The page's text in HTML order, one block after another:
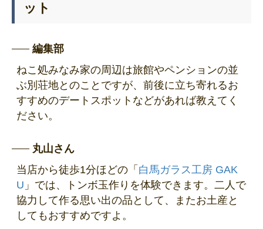
ット
編集部
ねこ処みなみ家の周辺は旅館やペンションの並
ぶ別荘地とのことですが、前後に立ち寄れるお
すすめのデートスポットなどがあれば教えてく
ださい。
丸山さん
当店から徒歩1分ほどの「 白馬ガラス工房 GAK
U 」では、トンボ玉作りを体験できます。二人で
協力して作る思い出の品として、またお土産と
してもおすすめですよ。